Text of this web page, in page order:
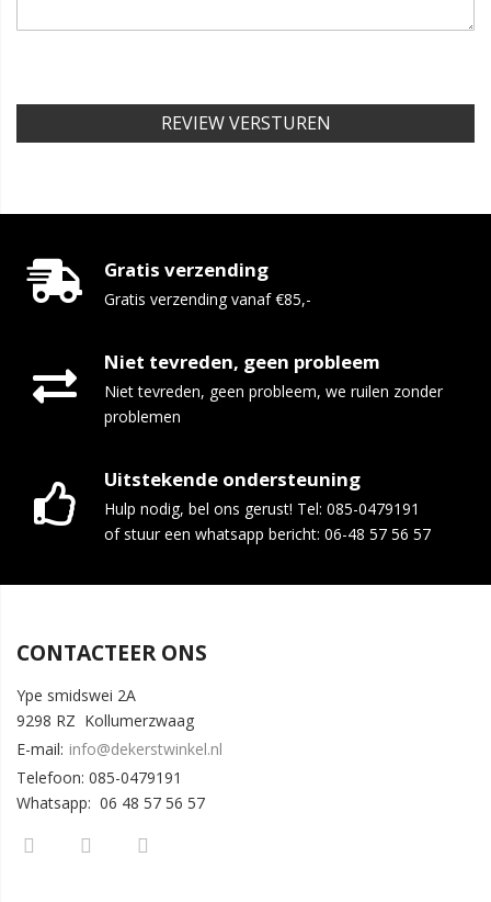
REVIEW VERSTUREN
Gratis verzending
Gratis verzending vanaf €85,-
Niet tevreden, geen probleem
Niet tevreden, geen probleem, we ruilen zonder
problemen
Uitstekende ondersteuning
Hulp nodig, bel ons gerust! Tel: 085-0479191
of stuur een whatsapp bericht: 06-48 57 56 57
CONTACTEER ONS
Ype smidswei 2A
9298 RZ Kollumerzwaag
E-mail: info@dekerstwinkel.nl
Telefoon: 085-0479191
Whatsapp: 06 48 57 56 57